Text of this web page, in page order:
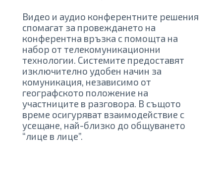
Видео и аудио конферентните решения
спомагат за провеждането на
конферентна връзка с помощта на
набор от телекомуникационни
технологии. Системите предоставят
изключително удобен начин за
комуникация, независимо от
географското положение на
участниците в разговора. В същото
време осигуряват взаимодействие с
усещане, най-близко до общуването
“лице в лице”.